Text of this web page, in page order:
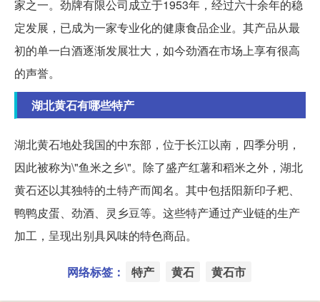
家之一。劲牌有限公司成立于1953年，经过六十余年的稳
定发展，已成为一家专业化的健康食品企业。其产品从最
初的单一白酒逐渐发展壮大，如今劲酒在市场上享有很高
的声誉。
湖北黄石有哪些特产
湖北黄石地处我国的中东部，位于长江以南，四季分明，
因此被称为\"鱼米之乡\"。除了盛产红薯和稻米之外，湖北
黄石还以其独特的土特产而闻名。其中包括阳新印子粑、
鸭鸭皮蛋、劲酒、灵乡豆等。这些特产通过产业链的生产
加工，呈现出别具风味的特色商品。
网络标签： 特产 黄石 黄石市